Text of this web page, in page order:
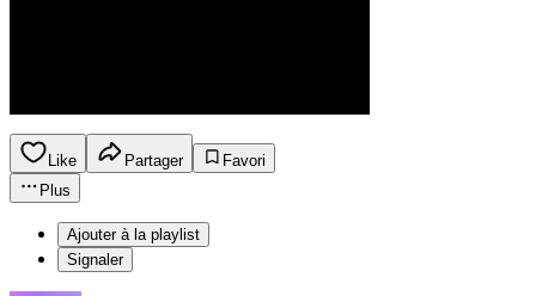
Like Partager
Favori
Plus
Ajouter à la playlist
Signaler